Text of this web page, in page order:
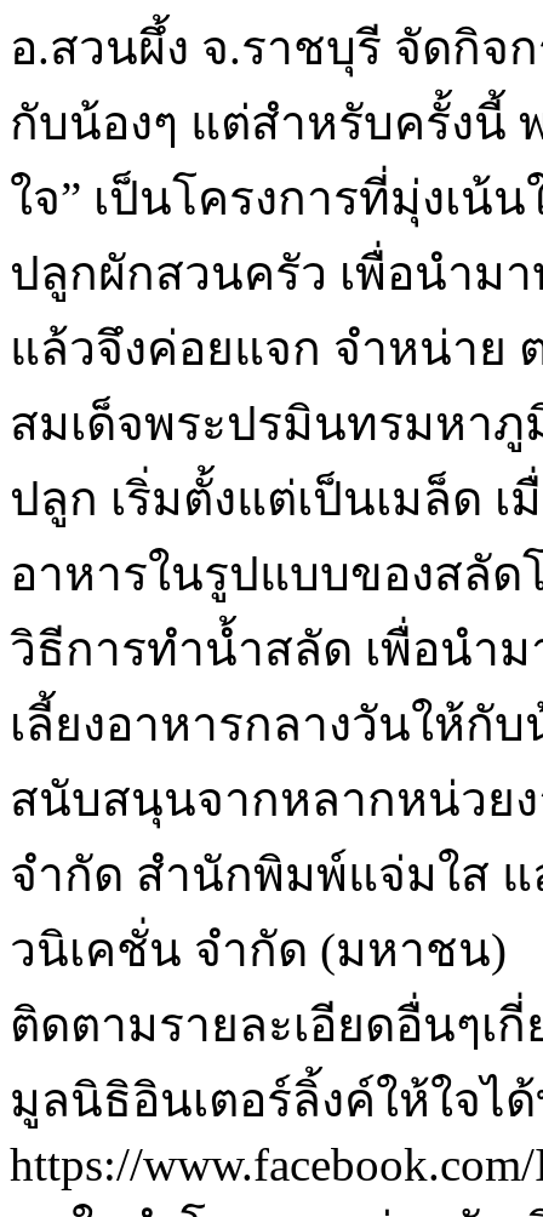
อ.สวนผึ้ง จ.ราชบุรี จัดกิจ
กับน้องๆ แต่สำหรับครั้งนี้
ใจ” เป็นโครงการที่มุ่งเน้
ปลูกผักสวนครัว เพื่อนำม
แล้วจึงค่อยแจก จำหน่าย
สมเด็จพระปรมินทรมหาภู
ปลูก เริ่มตั้งแต่เป็นเมล็ด
อาหารในรูปแบบของสลั
วิธีการทำน้ำสลัด เพื่อนำ
เลี้ยงอาหารกลางวันให้กั
สนับสนุนจากหลากหน่วย
จำกัด สำนักพิมพ์แจ่มใส
วนิเคชั่น จำกัด (มหาชน)
ติดตามรายละเอียดอื่นๆเ
มูลนิธิอินเตอร์ลิ้งค์ให้ใจไ
https://